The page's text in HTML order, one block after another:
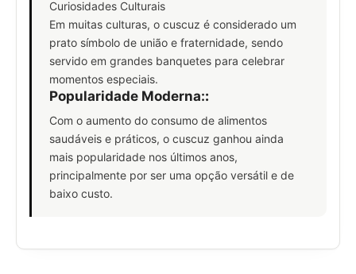
Curiosidades Culturais
Em muitas culturas, o cuscuz é considerado um
prato símbolo de união e fraternidade, sendo
servido em grandes banquetes para celebrar
momentos especiais.
Popularidade Moderna::
Com o aumento do consumo de alimentos
saudáveis e práticos, o cuscuz ganhou ainda
mais popularidade nos últimos anos,
principalmente por ser uma opção versátil e de
baixo custo.